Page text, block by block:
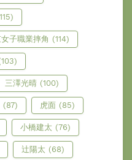
子職業摔角 (114)
三澤光晴 (100)
(87) 虎面 (85)
小橋建太 (76)
辻陽太 (68)